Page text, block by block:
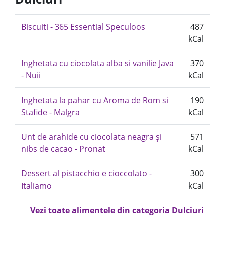
Biscuiti - 365 Essential Speculoos
487
kCal
Inghetata cu ciocolata alba si vanilie Java
- Nuii
370
kCal
Inghetata la pahar cu Aroma de Rom si
Stafide - Malgra
190
kCal
Unt de arahide cu ciocolata neagra și
nibs de cacao - Pronat
571
kCal
Dessert al pistacchio e cioccolato -
Italiamo
300
kCal
Vezi toate alimentele din categoria Dulciuri